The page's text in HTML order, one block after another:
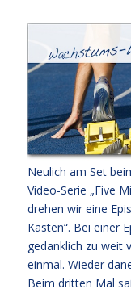
Neulich am Set
Video-Serie „Five
drehen wir eine
Kasten“. Bei einer
gedanklich zu weit
einmal. Wieder
Beim dritten Mal